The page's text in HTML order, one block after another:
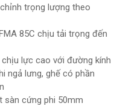
trọng lượng theo
85C chịu tải trọng đến
chịu lực cao với đường kính
ngả lưng, ghế có phần
sàn cứng phi 50mm